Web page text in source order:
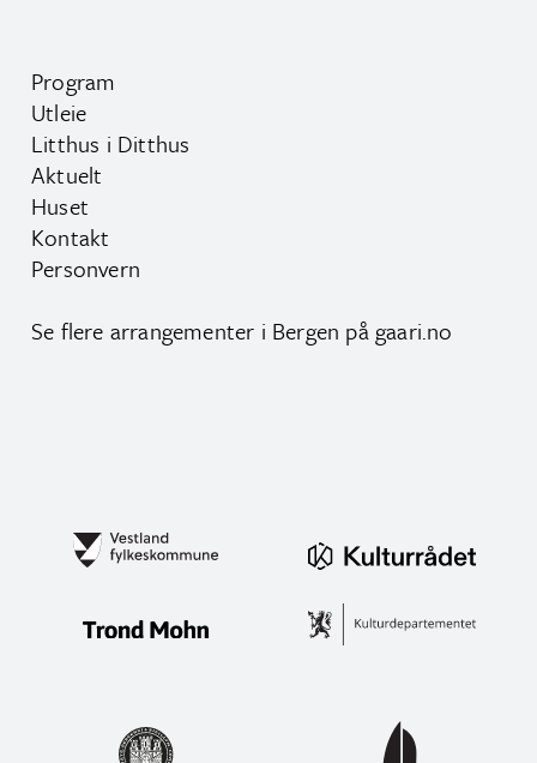
Program
Utleie
Litthus i Ditthus
Aktuelt
Huset
Kontakt
Personvern
Se flere arrangementer i Bergen på gaari.no